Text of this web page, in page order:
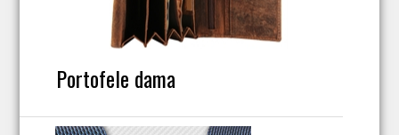
Portofele dama